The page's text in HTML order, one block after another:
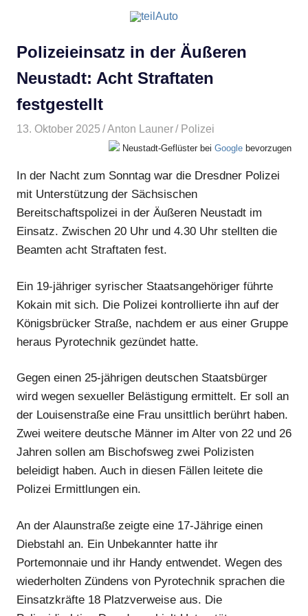
Polizeieinsatz in der Äußeren
Neustadt: Acht Straftaten
festgestellt
13. Oktober 2025 Anton Launer Polizei
Neustadt-Geflüster bei Google bevorzugen
In der Nacht zum Sonntag war die Dresdner Polizei
mit Unterstützung der Sächsischen
Bereitschaftspolizei in der Äußeren Neustadt im
Einsatz. Zwischen 20 Uhr und 4.30 Uhr stellten die
Beamten acht Straftaten fest.
Ein 19-jähriger syrischer Staatsangehöriger führte
Kokain mit sich. Die Polizei kontrollierte ihn auf der
Königsbrücker Straße, nachdem er aus einer Gruppe
heraus Pyrotechnik gezündet hatte.
Gegen einen 25-jährigen deutschen Staatsbürger
wird wegen sexueller Belästigung ermittelt. Er soll an
der Louisenstraße eine Frau unsittlich berührt haben.
Zwei weitere deutsche Männer im Alter von 22 und 26
Jahren sollen am Bischofsweg zwei Polizisten
beleidigt haben. Auch in diesen Fällen leitete die
Polizei Ermittlungen ein.
An der Alaunstraße zeigte eine 17-Jährige einen
Diebstahl an. Ein Unbekannter hatte ihr
Portemonnaie und ihr Handy entwendet. Wegen des
wiederholten Zündens von Pyrotechnik sprachen die
Einsatzkräfte 18 Platzverweise aus. Die